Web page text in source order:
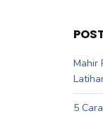
Mahir
5